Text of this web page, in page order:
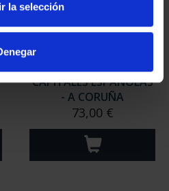
la selección
CAPITALES ESPAÑOLAS
- A CORUÑA
73,00 €